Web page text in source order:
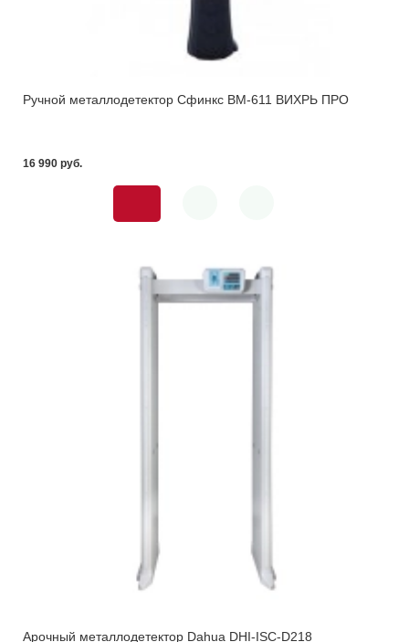
Ручной металлодетектор Сфинкс ВМ-611 ВИХРЬ ПРО
16 990 pуб.
Арочный металлодетектор Dahua DHI-ISC-D218